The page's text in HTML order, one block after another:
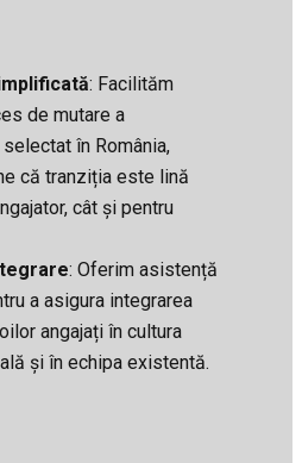
: Facilităm
de mutare a
în România,
că tranziția este lină
cât și pentru
: Oferim asistență
a asigura integrarea
angajați în cultura
și în echipa existentă.